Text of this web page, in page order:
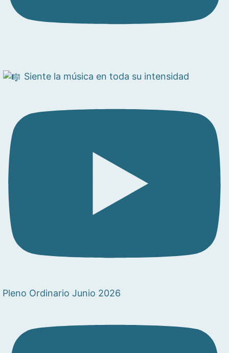
Siente la música en toda su intensidad
Pleno Ordinario Junio 2026